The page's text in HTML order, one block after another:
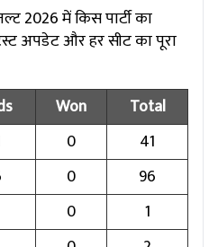
2026 में किस पार्टी का
अपडेट और हर सीट का पूरा
Won
Total
0
41
0
96
0
1